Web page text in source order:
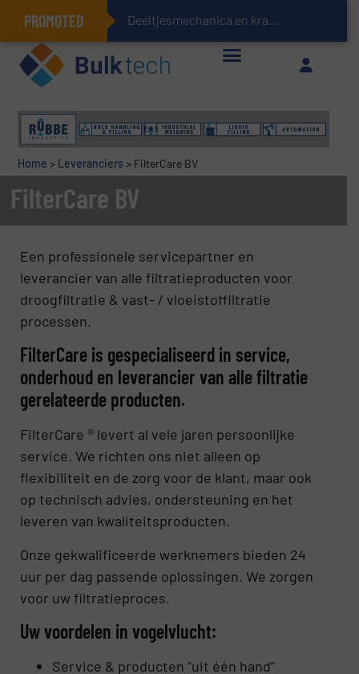
PROMOTED Deeltjesmechanica en krachtnetwerken in stortgoed
Geïntegreerde doserings- en weegsystemen: Efficiëntie, kwaliteit en duurzaamheid in één oogopslag
Home > Leveranciers > FilterCare BV
FilterCare BV
Een professionele servicepartner en
leverancier van alle filtratieproducten voor
droogfiltratie & vast- / vloeistoffiltratie
processen.
FilterCare is gespecialiseerd in service,
onderhoud en leverancier van alle filtratie
gerelateerde producten.
FilterCare ® levert al vele jaren persoonlijke
service. We richten ons niet alleen op
flexibiliteit en de zorg voor de klant, maar ook
op technisch advies, ondersteuning en het
leveren van kwaliteitsproducten.
Onze gekwalificeerde werknemers bieden 24
uur per dag passende oplossingen. We zorgen
voor uw filtratieproces.
Uw voordelen in vogelvlucht:
Service & producten “uit één hand”